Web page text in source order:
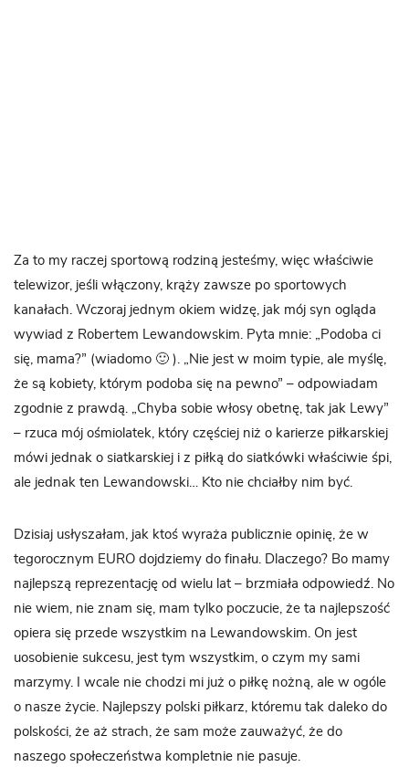
Za to my raczej sportową rodziną jesteśmy, więc właściwie
telewizor, jeśli włączony, krąży zawsze po sportowych
kanałach. Wczoraj jednym okiem widzę, jak mój syn ogląda
wywiad z Robertem Lewandowskim. Pyta mnie: „Podoba ci
się, mama?” (wiadomo 🙂 ). „Nie jest w moim typie, ale myślę,
że są kobiety, którym podoba się na pewno” – odpowiadam
zgodnie z prawdą. „Chyba sobie włosy obetnę, tak jak Lewy”
– rzuca mój ośmiolatek, który częściej niż o karierze piłkarskiej
mówi jednak o siatkarskiej i z piłką do siatkówki właściwie śpi,
ale jednak ten Lewandowski… Kto nie chciałby nim być.
Dzisiaj usłyszałam, jak ktoś wyraża publicznie opinię, że w
tegorocznym EURO dojdziemy do finału. Dlaczego? Bo mamy
najlepszą reprezentację od wielu lat – brzmiała odpowiedź. No
nie wiem, nie znam się, mam tylko poczucie, że ta najlepszość
opiera się przede wszystkim na Lewandowskim. On jest
uosobienie sukcesu, jest tym wszystkim, o czym my sami
marzymy. I wcale nie chodzi mi już o piłkę nożną, ale w ogóle
o nasze życie. Najlepszy polski piłkarz, któremu tak daleko do
polskości, że aż strach, że sam może zauważyć, że do
naszego społeczeństwa kompletnie nie pasuje.